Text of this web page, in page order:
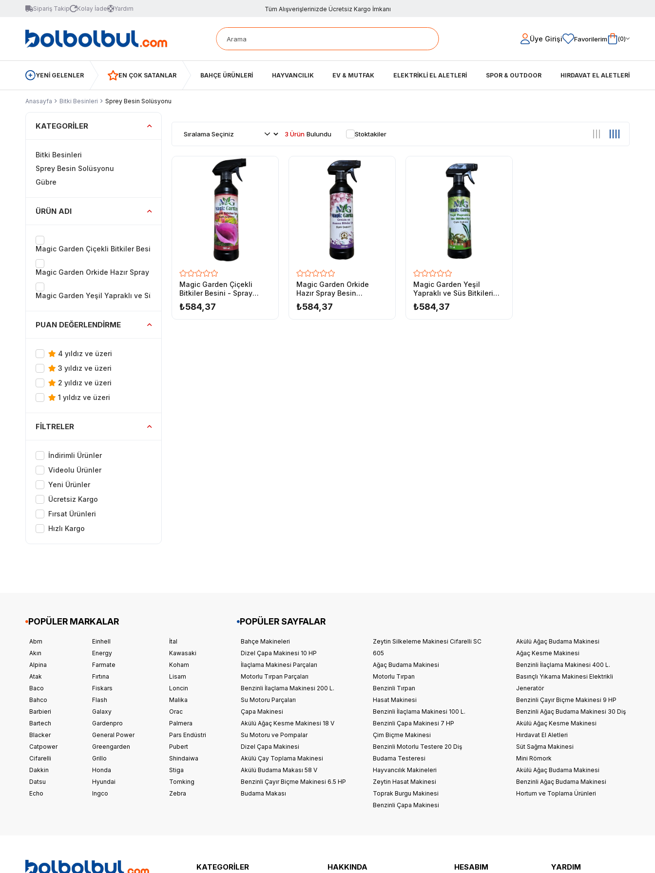
Sipariş Takip Kolay İade Yardım Tüm Alışverişlerinizde Ücretsiz Kargo İmkanı
Üye Girişi Favorilerim 0
YENİ GELENLER EN ÇOK SATANLAR BAHÇE ÜRÜNLERİ HAYVANCILIK EV & MUTFAK ELEKTRİKLİ EL ALETLERİ SPOR & OUTDOOR HIRDAVAT EL ALETLERİ
Anasayfa Bitki Besinleri Sprey Besin Solüsyonu
KATEGORILER
Bitki Besinleri
Sprey Besin Solüsyonu
Gübre
ÜRÜN ADI
Magic Garden Çiçekli Bitkiler Besini-Spray Slüsyon-500 ml
Magic Garden Orkide Hazır Spray Besin Solüsyonu-500 ml
Magic Garden Yeşil Yapraklı ve Süs Bitkileri Besini-Spray Solüsyon-500 ml
PUAN DEĞERLENDIRME
4 yıldız ve üzeri
3 yıldız ve üzeri
2 yıldız ve üzeri
1 yıldız ve üzeri
FILTRELER
İndirimli Ürünler
Videolu Ürünler
Yeni Ürünler
Ücretsiz Kargo
Fırsat Ürünleri
Hızlı Kargo
Stoktakiler
3 Ürün
Magic Garden Çiçekli
Bitkiler Besini - Spray
Slüsyon
₺584,37
Magic Garden Orkide
Hazır Spray Besin
Solüsyonu
₺584,37
Magic Garden Yeşil
Yapraklı ve Süs Bitkileri
Besini - Spray Solüsyon
₺584,37
POPÜLER MARKALAR
Abm
Akın
Alpina
Atak
Baco
Bahco
Barbieri
Bartech
Blacker
Catpower
Cifarelli
Dakkin
Datsu
Echo
Einhell
Energy
Farmate
Fırtına
Fiskars
Flash
Galaxy
Gardenpro
General Power
Greengarden
Grillo
Honda
Hyundai
Ingco
İtal
Kawasaki
Koham
Lisam
Loncin
Malika
Orac
Palmera
Pars Endüstri
Pubert
Shindaiwa
Stiga
Tomking
Zebra
POPÜLER SAYFALAR
Bahçe Makineleri
Dizel Çapa Makinesi 10 HP
İlaçlama Makinesi Parçaları
Motorlu Tırpan Parçaları
Benzinli İlaçlama Makinesi 200 L.
Su Motoru Parçaları
Çapa Makinesi
Akülü Ağaç Kesme Makinesi 18 V
Su Motoru ve Pompalar
Dizel Çapa Makinesi
Akülü Çay Toplama Makinesi
Akülü Budama Makası 58 V
Benzinli Çayır Biçme Makinesi 6.5 HP
Budama Makası
Zeytin Silkeleme Makinesi Cifarelli SC
605
Ağaç Budama Makinesi
Motorlu Tırpan
Benzinli Tırpan
Hasat Makinesi
Benzinli İlaçlama Makinesi 100 L.
Benzinli Çapa Makinesi 7 HP
Çim Biçme Makinesi
Benzinli Motorlu Testere 20 Diş
Budama Testeresi
Hayvancılık Makineleri
Zeytin Hasat Makinesi
Toprak Burgu Makinesi
Benzinli Çapa Makinesi
Akülü Ağaç Budama Makinesi
Ağaç Kesme Makinesi
Benzinli İlaçlama Makinesi 400 L.
Basınçlı Yıkama Makinesi Elektrikli
Jeneratör
Benzinli Çayır Biçme Makinesi 9 HP
Benzinli Ağaç Budama Makinesi 30 Diş
Akülü Ağaç Kesme Makinesi
Hırdavat El Aletleri
Süt Sağma Makinesi
Mini Römork
Akülü Ağaç Budama Makinesi
Benzinli Ağaç Budama Makinesi
Hortum ve Toplama Ürünleri
KATEGORİLER HAKKINDA HESABIM YARDIM